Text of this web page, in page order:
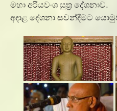
මහා අරියවංශ සුත්‍ර දේශනාව.
අදාළ දේශනා සවන්දීමට